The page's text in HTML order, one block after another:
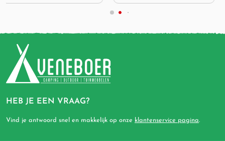
HEB JE EEN VRAAG?
Vind je antwoord snel en makkelijk op onze klantenservice pagina.